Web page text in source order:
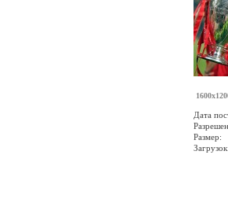
Дата
Размер:
Загрузок: